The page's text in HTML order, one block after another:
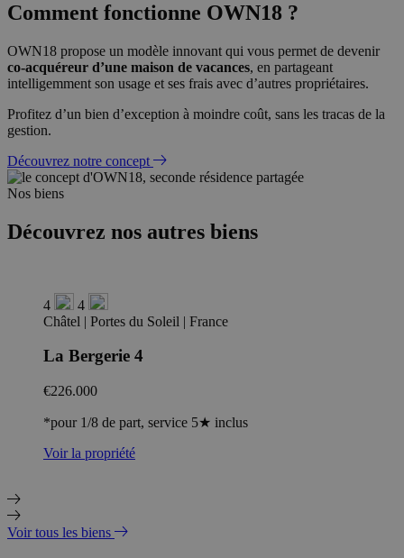
Comment fonctionne OWN18 ?
OWN18 propose un modèle innovant qui vous permet de devenir
co-acquéreur d’une maison de vacances, en partageant
intelligemment son usage et ses frais avec d’autres propriétaires.
Profitez d’un bien d’exception à moindre coût, sans les tracas de la
gestion.
Découvrez notre concept
Nos biens
Découvrez nos autres biens
4
4
Châtel | Portes du Soleil | France
La Bergerie 4
€226.000
*pour 1/8 de part, service 5★ inclus
Voir la propriété
Voir tous les biens